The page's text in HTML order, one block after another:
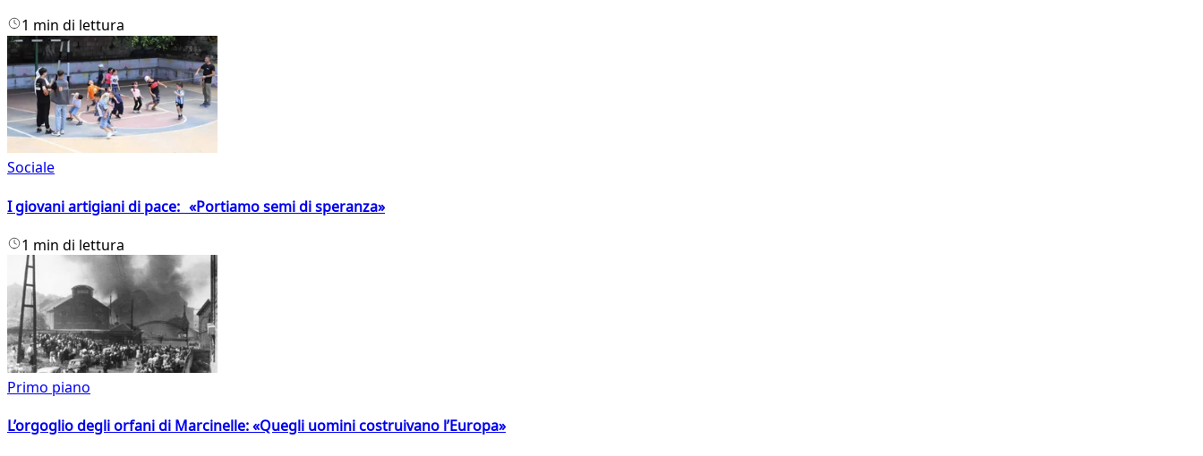
1 min di lettura
Sociale
I giovani artigiani di pace: «Portiamo semi di speranza»
1 min di lettura
Primo piano
L’orgoglio degli orfani di Marcinelle: «Quegli uomini costruivano l’Europa»